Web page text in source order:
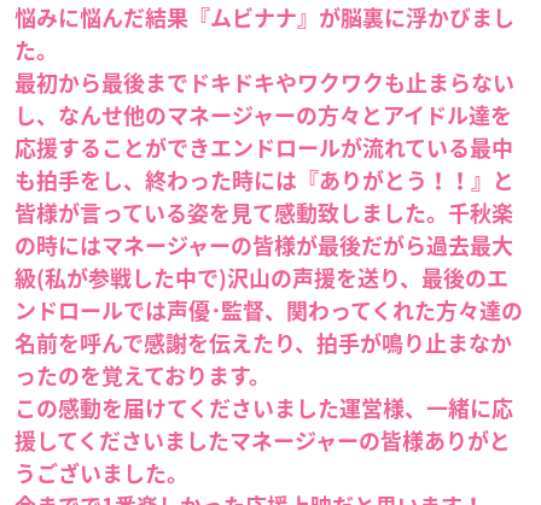
悩みに悩んだ結果『ムビナナ』が脳裏に浮かびまし
た。
最初から最後までドキドキやワクワクも止まらない
し、なんせ他のマネージャーの方々とアイドル達を
応援することができエンドロールが流れている最中
も拍手をし、終わった時には『ありがとう！！』と
皆様が言っている姿を見て感動致しました。千秋楽
の時にはマネージャーの皆様が最後だがら過去最大
級(私が参戦した中で)沢山の声援を送り、最後のエ
ンドロールでは声優･監督、関わってくれた方々達の
名前を呼んで感謝を伝えたり、拍手が鳴り止まなか
ったのを覚えております。
この感動を届けてくださいました運営様、一緒に応
援してくださいましたマネージャーの皆様ありがと
うございました。